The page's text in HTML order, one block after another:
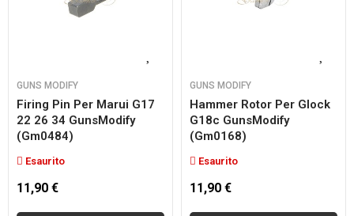
GUNS MODIFY
Firing Pin Per Marui G17
22 26 34 GunsModify
(gm0484)
Esaurito
11,90 €
GUNS MODIFY
Hammer Rotor Per Glock
G18c GunsModify
(gm0168)
Esaurito
11,90 €